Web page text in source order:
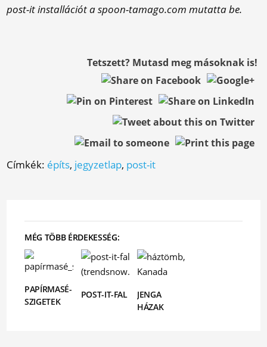
post-it installációt a spoon-tamago.com mutatta be.
Tetszett? Mutasd meg másoknak is!
Címkék: építs, jegyzetlap, post-it
MÉG TÖBB ÉRDEKESSÉG:
PAPÍRMASÉ-
SZIGETEK
POST-IT-FAL
JENGA
HÁZAK